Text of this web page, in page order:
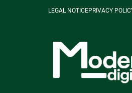
LEGAL NOTICEPRIVACY